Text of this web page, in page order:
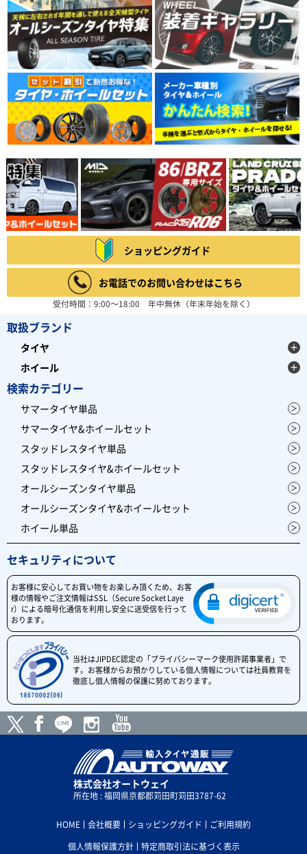
ショッピングガイド
お電話でのお問い合わせはこちら
受付時間：9:00～18:00 年中無休（年末年始を除く）
取扱ブランド
タイヤ
ホイール
検索カテゴリー
サマータイヤ単品
サマータイヤ&ホイールセット
スタッドレスタイヤ単品
スタッドレスタイヤ&ホイールセット
オールシーズンタイヤ単品
オールシーズンタイヤ&ホイールセット
ホイール単品
セキュリティについて
お客様に安心してお買い物をお楽しみ頂くため、お客
様の情報やご注文情報はSSL（Secure Socket Laye
r）による暗号化通信を利用し安全に送受信を行って
おります。
当社はJIPDEC認定の「プライバシーマーク使用許諾事業者」で
す。お客様からお預かりしている個人情報については社員教育を
徹底し個人情報の保護に努めております。
株式会社オートウェイ
所在地 : 福岡県京都郡苅田町苅田3787-62
HOME 会社概要 ショッピングガイド
ご利用規約
個人情報保護方針
特定商取引法に基づく表示